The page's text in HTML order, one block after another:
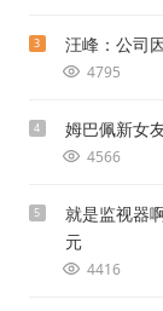
3 汪峰：公司
4795
4 姆巴佩新女
4566
5
就是监视器
元
4416